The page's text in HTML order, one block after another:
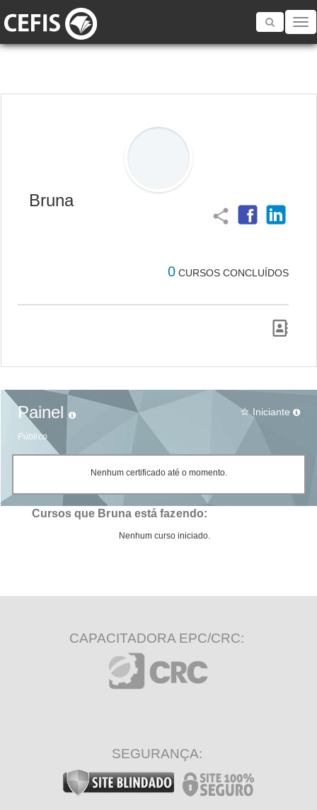
Toggle
Bruna
share
0 CURSOS CONCLUÍDOS
Painel
Público
star_border Iniciante
Nenhum certificado até o momento.
Cursos que Bruna está fazendo:
Nenhum curso iniciado.
CAPACITADORA EPC/CRC:
SEGURANÇA: